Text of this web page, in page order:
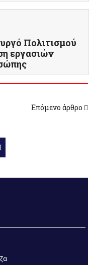
Πολιτισμού
εργασιών
Επόμενο άρθρο